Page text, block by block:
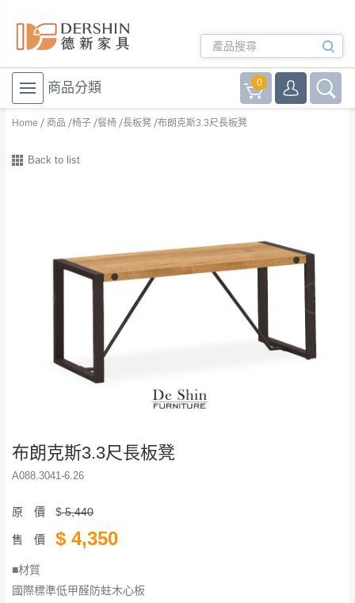
商品分類 0
Home 商品 椅子 餐椅 長板凳 布朗克斯3.3尺長板凳
Back to list
布朗克斯3.3尺長板凳
A088.3041-6.26
原 價 $5,440
售 價 $ 4,350
■材質
國際標準低甲醛防蛀木心板